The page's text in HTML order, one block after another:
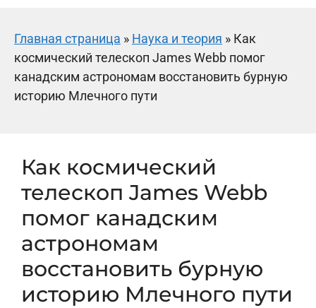
Главная страница » Наука и теория » Как
космический телескоп James Webb помог
канадским астрономам восстановить бурную
историю Млечного пути
Как космический
телескоп James Webb
помог канадским
астрономам
восстановить бурную
историю Млечного пути